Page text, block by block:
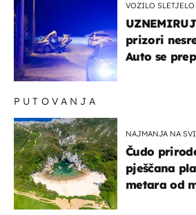
VOZILO SLETJELO
prizori
Auto se
PUTOVANJA
NAJMANJA NA
Čudo
pješčana
metara od